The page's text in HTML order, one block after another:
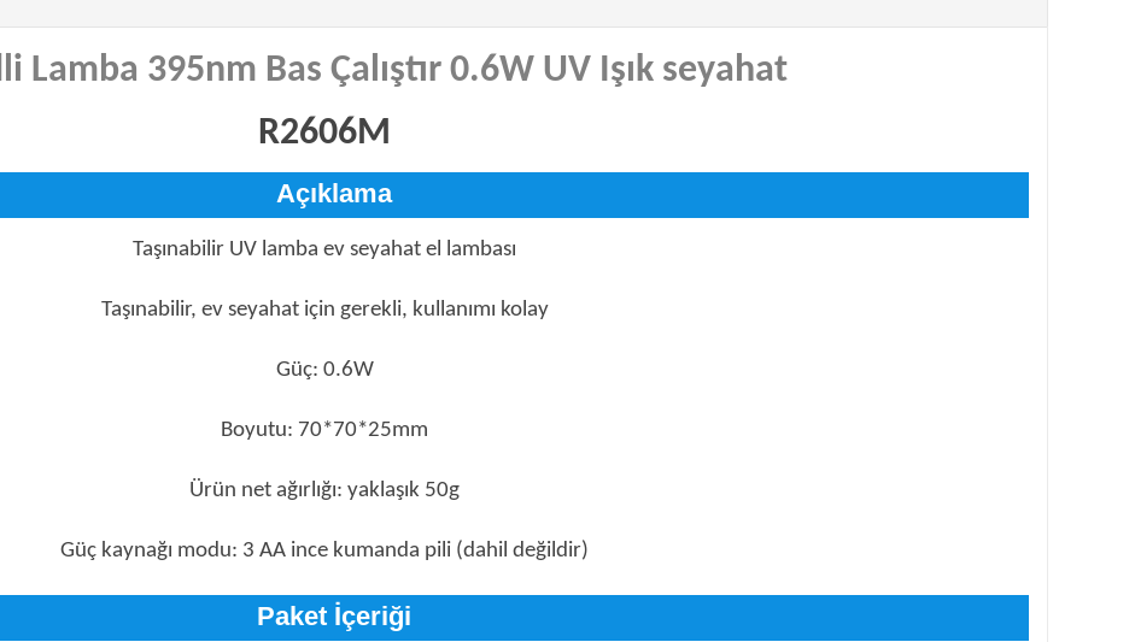
Lamba 395nm Bas Çalıştır 0.6W UV Işık seyahat
R2606M
Açıklama
Taşınabilir UV lamba ev seyahat el lambası
Taşınabilir, ev seyahat için gerekli, kullanımı kolay
Güç: 0.6W
Boyutu: 70*70*25mm
Ürün net ağırlığı: yaklaşık 50g
Güç kaynağı modu: 3 AA ince kumanda pili (dahil değildir)
Paket İçeriği